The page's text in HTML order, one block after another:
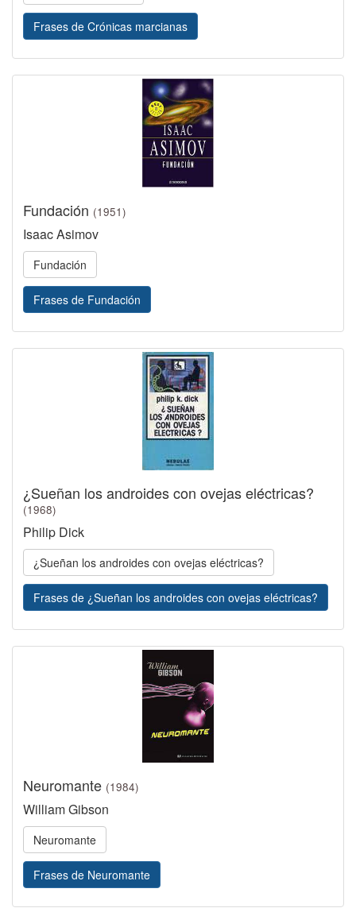
Frases de Crónicas marcianas
Fundación (1951)
Isaac Asimov
Fundación
Frases de Fundación
¿Sueñan los androides con ovejas eléctricas?
(1968)
Philip Dick
¿Sueñan los androides con ovejas eléctricas?
Frases de ¿Sueñan los androides con ovejas eléctricas?
Neuromante (1984)
William Gibson
Neuromante
Frases de Neuromante